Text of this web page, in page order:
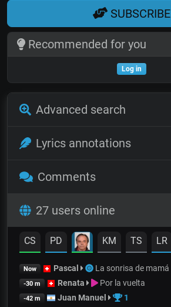
SUBSCRIBE
Recommended for you
Log in
Advanced search
Lyrics annotations
Comments
27 users online
CS PD KM TS LR
Now Pascal La sonrisa de mamá
-30 m Renata Por la vuelta
-42 m Juan Manuel 1